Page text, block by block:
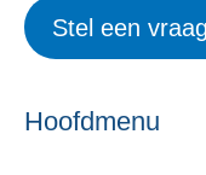
e
n
k
a
Stel een vraag
Hoofdmenu
p
n